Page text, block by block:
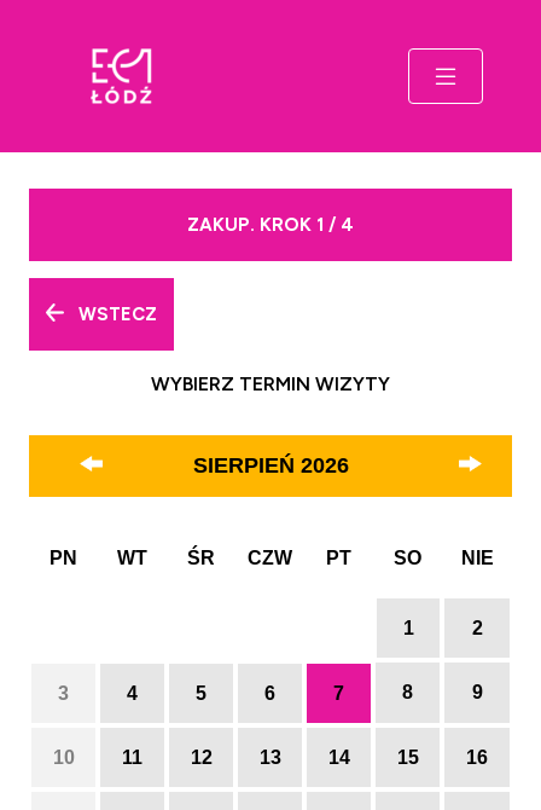
WSTECZ
ZAKUP. KROK 1 / 4
WYBIERZ TERMIN WIZYTY
SIERPIEŃ 2026
PN WT ŚR CZW PT SO NIE
1 2
3 4 5 6 7 8 9
10 11 12 13 14 15 16